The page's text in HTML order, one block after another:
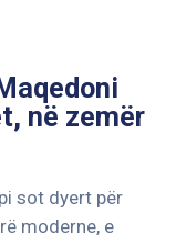
në zemër
sot dyert për
moderne, e